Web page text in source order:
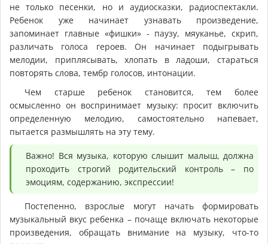
не только песенки, но и аудиосказки, радиоспектакли.
Ребенок уже начинает узнавать произведение,
запоминает главные «фишки» - паузу, мяуканье, скрип,
различать голоса героев. Он начинает подыгрывать
мелодии, приплясывать, хлопать в ладоши, стараться
повторять слова, тембр голосов, интонации.
Чем старше ребенок становится, тем более
осмысленно он воспринимает музыку: просит включить
определенную мелодию, самостоятельно напевает,
пытается размышлять на эту тему.
Важно! Вся музыка, которую слышит малыш, должна
проходить строгий родительский контроль – по
эмоциям, содержанию, экспрессии!
Постепенно, взрослые могут начать формировать
музыкальный вкус ребенка – почаще включать некоторые
произведения, обращать внимание на музыку, что-то